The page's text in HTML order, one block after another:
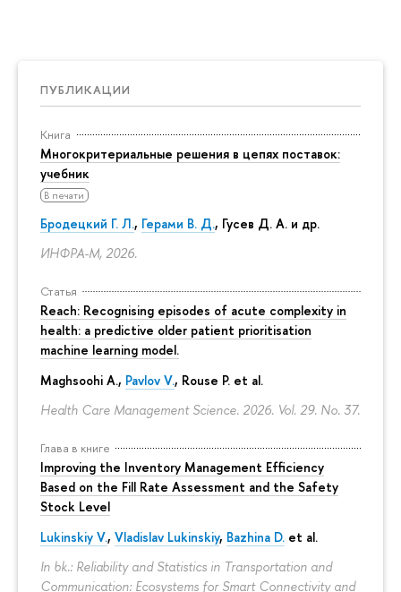
ПУБЛИКАЦИИ
Книга
Многокритериальные решения в цепях поставок:
учебник
В печати
Бродецкий Г. Л., Герами В. Д., Гусев Д. А. и др.
ИНФРА-М, 2026.
Статья
Reach: Recognising episodes of acute complexity in
health: a predictive older patient prioritisation
machine learning model.
Maghsoohi A., Pavlov V., Rouse P. et al.
Health Care Management Science. 2026. Vol. 29. No. 37.
Глава в книге
Improving the Inventory Management Efficiency
Based on the Fill Rate Assessment and the Safety
Stock Level
Lukinskiy V., Vladislav Lukinskiy, Bazhina D. et al.
In bk.: Reliability and Statistics in Transportation and
Communication: Ecosystems for Smart Connectivity and